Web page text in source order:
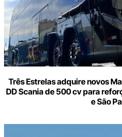
Três Estrelas adquire novos
DD Scania de 500 cv para
e São